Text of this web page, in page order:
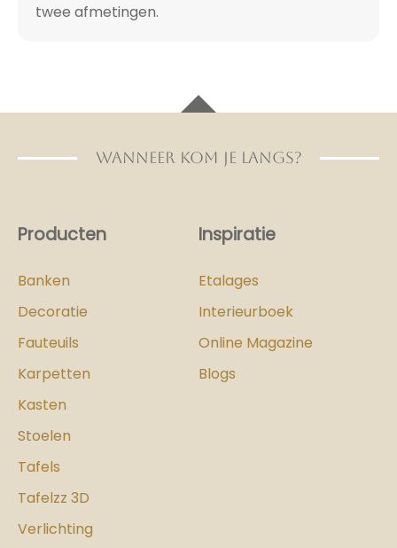
twee afmetingen.
WANNEER KOM JE LANGS?
Producten
Banken
Decoratie
Fauteuils
Karpetten
Kasten
Stoelen
Tafels
Tafelzz 3D
Verlichting
Inspiratie
Etalages
Interieurboek
Online Magazine
Blogs